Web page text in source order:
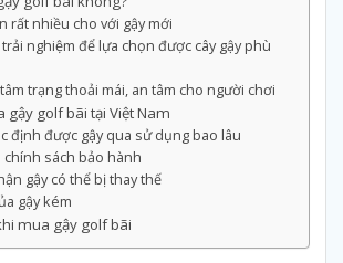
rất nhiều cho với gậy mới
nghiệm để lựa chọn được cây gậy phù
trạng thoải mái, an tâm cho người chơi
gậy golf bãi tại Việt Nam
định được gậy qua sử dụng bao lâu
chính sách bảo hành
gậy có thể bị thay thế
gậy kém
mua gậy golf bãi